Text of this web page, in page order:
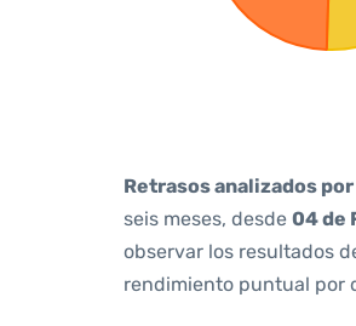
Retrasos analizados
seis meses, desde 04 de
observar los resultados
rendimiento puntual por